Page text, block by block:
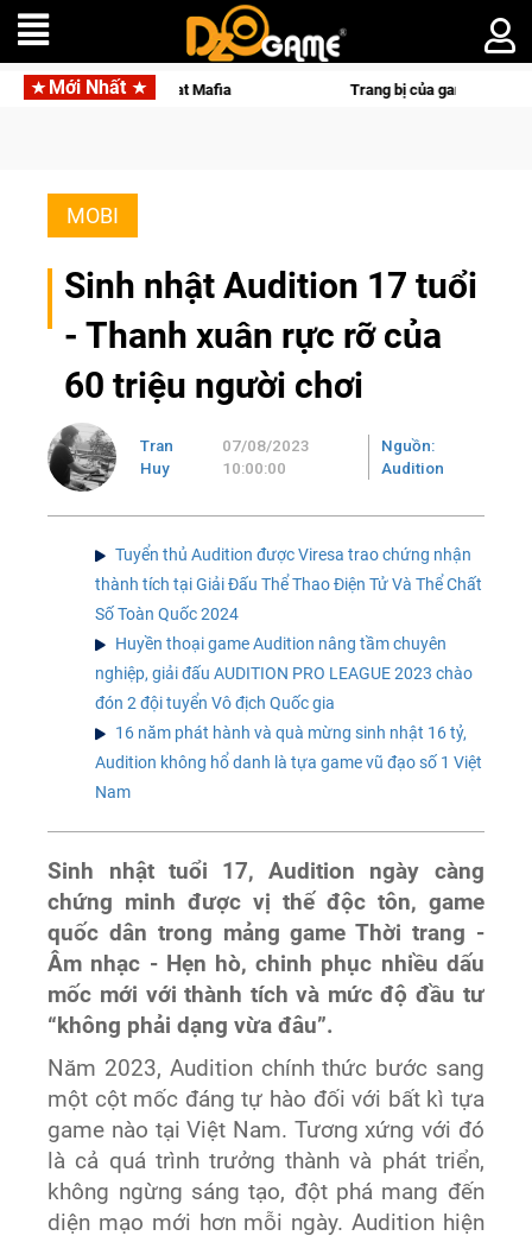
Mới Nhất
Cat Mafia Trang bị của game thủ Crossfire sẽ lộng lẫy
MOBI
Sinh nhật Audition 17 tuổi
- Thanh xuân rực rỡ của
60 triệu người chơi
Tran
Huy
07/08/2023
10:00:00
Nguồn:
Audition
Tuyển thủ Audition được Viresa trao chứng nhận
thành tích tại Giải Đấu Thể Thao Điện Tử Và Thể Chất
Số Toàn Quốc 2024
Huyền thoại game Audition nâng tầm chuyên
nghiệp, giải đấu AUDITION PRO LEAGUE 2023 chào
đón 2 đội tuyển Vô địch Quốc gia
16 năm phát hành và quà mừng sinh nhật 16 tỷ,
Audition không hổ danh là tựa game vũ đạo số 1 Việt
Nam
Sinh nhật tuổi 17, Audition ngày càng
chứng minh được vị thế độc tôn, game
quốc dân trong mảng game Thời trang -
Âm nhạc - Hẹn hò, chinh phục nhiều dấu
mốc mới với thành tích và mức độ đầu tư
“không phải dạng vừa đâu”.
Năm 2023, Audition chính thức bước sang
một cột mốc đáng tự hào đối với bất kì tựa
game nào tại Việt Nam. Tương xứng với đó
là cả quá trình trưởng thành và phát triển,
không ngừng sáng tạo, đột phá mang đến
diện mạo mới hơn mỗi ngày. Audition hiện